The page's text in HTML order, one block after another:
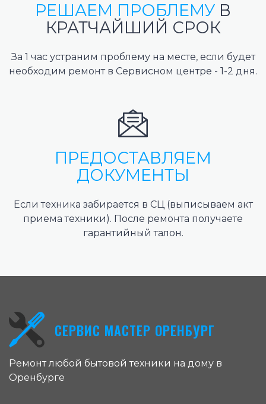
РЕШАЕМ ПРОБЛЕМУ В
КРАТЧАЙШИЙ СРОК
За 1 час устраним проблему на месте, если будет
необходим ремонт в Сервисном центре - 1-2 дня.
ПРЕДОСТАВЛЯЕМ
ДОКУМЕНТЫ
Если техника забирается в СЦ (выписываем акт
приема техники). После ремонта получаете
гарантийный талон.
СЕРВИС МАСТЕР ОРЕНБУРГ
Ремонт любой бытовой техники на дому в
Оренбурге